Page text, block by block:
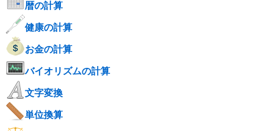
暦の計算
健康の計算
お金の計算
バイオリズムの計算
文字変換
単位換算